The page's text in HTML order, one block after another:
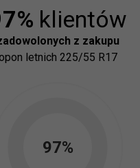
% klientów
z zakupu
letnich 225/55 R17
97%